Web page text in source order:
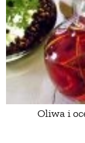
Oliwa i